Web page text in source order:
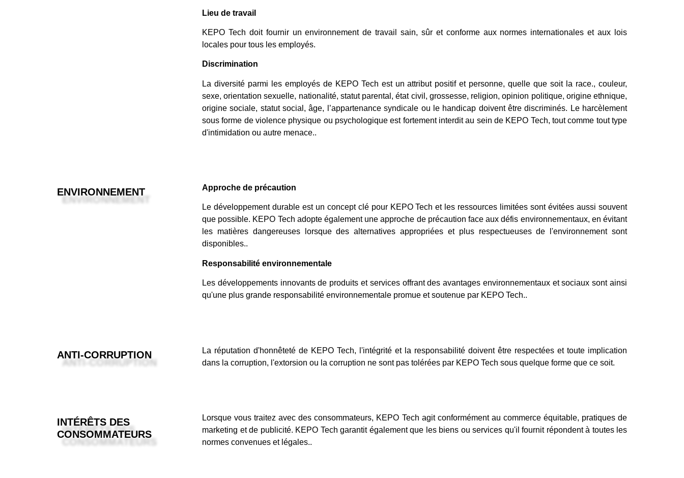
Lieu de travail
KEPO Tech doit fournir un environnement de travail sain, sûr et conforme aux normes internationales et aux lois
locales pour tous les employés.
Discrimination
La diversité parmi les employés de KEPO Tech est un attribut positif et personne, quelle que soit la race., couleur,
sexe, orientation sexuelle, nationalité, statut parental, état civil, grossesse, religion, opinion politique, origine ethnique,
origine sociale, statut social, âge, l’appartenance syndicale ou le handicap doivent être discriminés. Le harcèlement
sous forme de violence physique ou psychologique est fortement interdit au sein de KEPO Tech, tout comme tout type
d'intimidation ou autre menace..
ENVIRONNEMENT Approche de précaution
Le développement durable est un concept clé pour KEPO Tech et les ressources limitées sont évitées aussi souvent
que possible. KEPO Tech adopte également une approche de précaution face aux défis environnementaux, en évitant
les matières dangereuses lorsque des alternatives appropriées et plus respectueuses de l'environnement sont
disponibles..
Responsabilité environnementale
Les développements innovants de produits et services offrant des avantages environnementaux et sociaux sont ainsi
qu'une plus grande responsabilité environnementale promue et soutenue par KEPO Tech..
ANTI-CORRUPTION
La réputation d'honnêteté de KEPO Tech, l'intégrité et la responsabilité doivent être respectées et toute implication
dans la corruption, l'extorsion ou la corruption ne sont pas tolérées par KEPO Tech sous quelque forme que ce soit.
INTÉRÊTS DES
CONSOMMATEURS
Lorsque vous traitez avec des consommateurs, KEPO Tech agit conformément au commerce équitable, pratiques de
marketing et de publicité. KEPO Tech garantit également que les biens ou services qu'il fournit répondent à toutes les
normes convenues et légales..